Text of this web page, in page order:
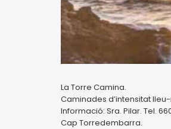
La Torre Camina.
Caminades d’intensitat
Informació: Sra. Pilar. Tel. 660
Cap Torredembarra.